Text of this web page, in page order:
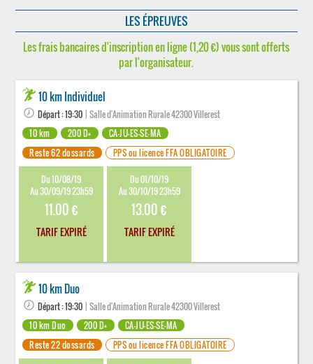
LES ÉPREUVES
Les frais bancaires d'inscription en ligne (1,20 €) vous sont offerts
par l'organisateur.
10 km Individuel
Départ : 19:30 | Salle d'Animation Rurale 42300 Villerest
10 km
200 D+
CA-JU-ES-SE-MA
Reste 62 dossards
PPS ou licence FFA OBLIGATOIRE
Du 10/08/19
Au 30/09/19 23h59
11.00 €
TARIF EXPIRÉ
Du 01/10/19
Au 30/10/19 23h59
13.00 €
TARIF EXPIRÉ
10 km Duo
Départ : 19:30 | Salle d'Animation Rurale 42300 Villerest
10 km Duo
200 D+
CA-JU-ES-SE-MA
Reste 22 dossards
PPS ou licence FFA OBLIGATOIRE